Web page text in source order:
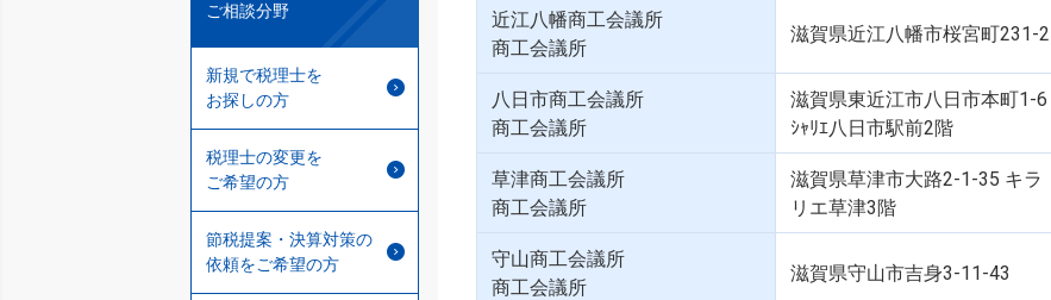
ご相談分野
新規で税理士を
お探しの方
税理士の変更を
ご希望の方
節税提案・決算対策の
依頼をご希望の方
近江八幡商工会議所
商工会議所
滋賀県近江八幡市桜宮町231-2
八日市商工会議所
商工会議所
滋賀県東近江市八日市本町1-6
ｼｬﾘｴ八日市駅前2階
草津商工会議所
商工会議所
滋賀県草津市大路2-1-35 キラ
リエ草津3階
守山商工会議所
商工会議所
滋賀県守山市吉身3-11-43